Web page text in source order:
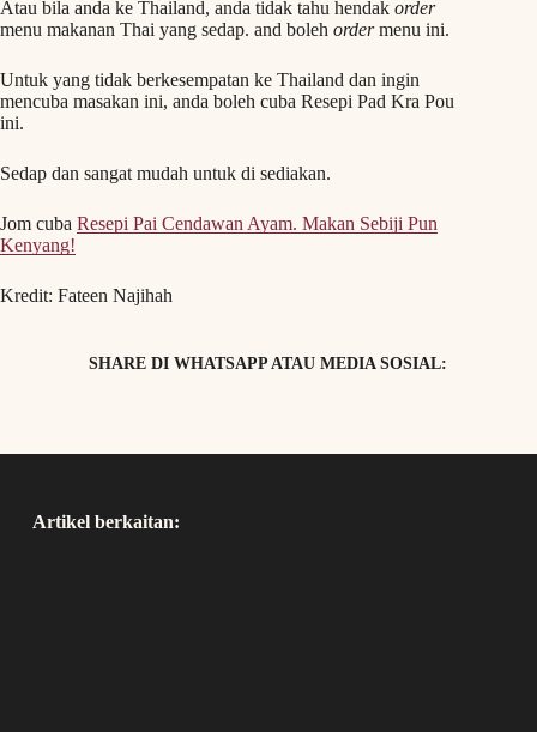
Atau bila anda ke Thailand, anda tidak tahu hendak order
menu makanan Thai yang sedap. and boleh ordermenu ini.
Untuk yang tidak berkesempatan ke Thailand dan ingin
mencuba masakan ini, anda boleh cuba Resepi Pad Kra Pou
ini.
Sedap dan sangat mudah untuk di sediakan.
Jom cuba Resepi Pai Cendawan Ayam. Makan Sebiji Pun
Kenyang!
Kredit: Fateen Najihah
SHARE DI WHATSAPP ATAU MEDIA SOSIAL:
Artikel berkaitan: